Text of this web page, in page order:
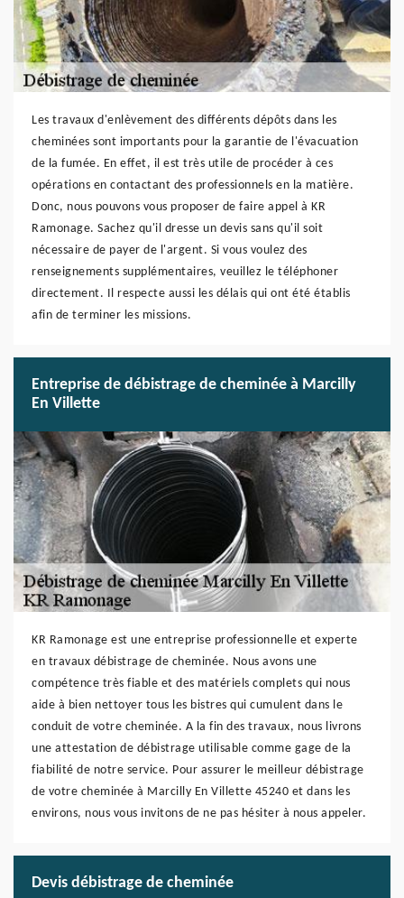
Les travaux d'enlèvement des différents dépôts dans les
cheminées sont importants pour la garantie de l'évacuation
de la fumée. En effet, il est très utile de procéder à ces
opérations en contactant des professionnels en la matière.
Donc, nous pouvons vous proposer de faire appel à KR
Ramonage. Sachez qu'il dresse un devis sans qu'il soit
nécessaire de payer de l'argent. Si vous voulez des
renseignements supplémentaires, veuillez le téléphoner
directement. Il respecte aussi les délais qui ont été établis
afin de terminer les missions.
Entreprise de débistrage de cheminée à Marcilly
En Villette
KR Ramonage est une entreprise professionnelle et experte
en travaux débistrage de cheminée. Nous avons une
compétence très fiable et des matériels complets qui nous
aide à bien nettoyer tous les bistres qui cumulent dans le
conduit de votre cheminée. A la fin des travaux, nous livrons
une attestation de débistrage utilisable comme gage de la
fiabilité de notre service. Pour assurer le meilleur débistrage
de votre cheminée à Marcilly En Villette 45240 et dans les
environs, nous vous invitons de ne pas hésiter à nous appeler.
Devis débistrage de cheminée